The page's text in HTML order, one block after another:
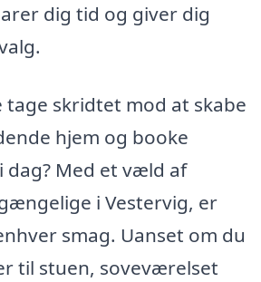
dig tid og giver dig
tage skridtet mod at skabe
hjem og booke
dag? Med et væld af
i Vestervig, er
smag. Uanset om du
til stuen, soveværelset